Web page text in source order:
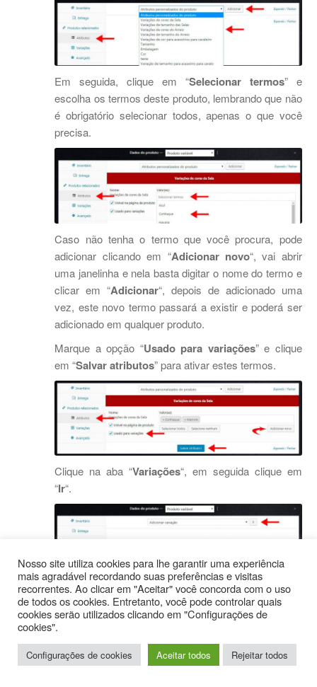
Em seguida, clique em “Selecionar termos” e
escolha os termos deste produto, lembrando que não
é obrigatório selecionar todos, apenas o que você
precisa.
Caso não tenha o termo que você procura, pode
adicionar clicando em “Adicionar novo“, vai abrir
uma janelinha e nela basta digitar o nome do termo e
clicar em “Adicionar“, depois de adicionado uma
vez, este novo termo passará a existir e poderá ser
adicionado em qualquer produto.
Marque a opção “Usado para variações” e clique
em “Salvar atributos” para ativar estes termos.
Clique na aba “Variações“, em seguida clique em
“Ir“.
Será adicionada uma faixa vermelha, para configurar
a variação basta clicar nesta faixa e as opções
aparecerão.
Nosso site utiliza cookies para lhe garantir uma experiência
mais agradável recordando suas preferências e visitas
recorrentes. Ao clicar em "Aceitar" você concorda com o uso
de todos os cookies. Entretanto, você pode controlar quais
cookies serão utilizados clicando em "Configurações de
cookies".
Configurações de cookies Aceitar todos Rejeitar todos